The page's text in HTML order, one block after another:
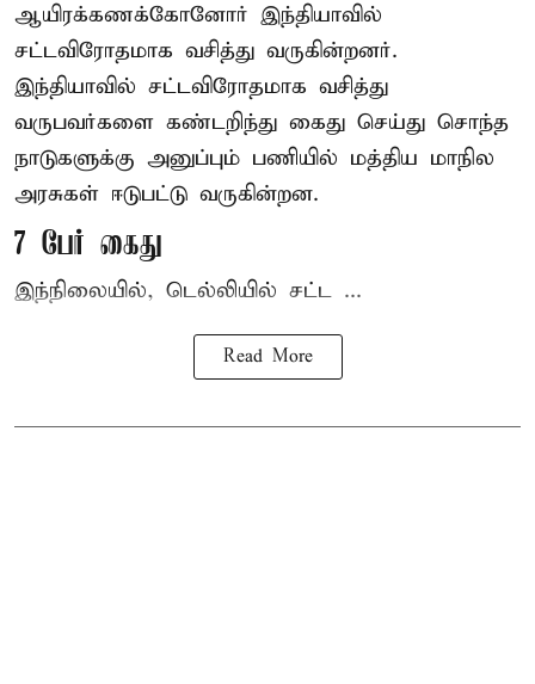
ஆயிரக்கணக்கோனோர் இந்தியாவில்
சட்டவிரோதமாக வசித்து வருகின்றனர்.
இந்தியாவில் சட்டவிரோதமாக வசித்து
வருபவர்களை கண்டறிந்து கைது செய்து சொந்த
நாடுகளுக்கு அனுப்பும் பணியில் மத்திய மாநில
அரசுகள் ஈடுபட்டு வருகின்றன.
7 பேர் கைது
இந்நிலையில், டெல்லியில் சட்ட ...
Read More